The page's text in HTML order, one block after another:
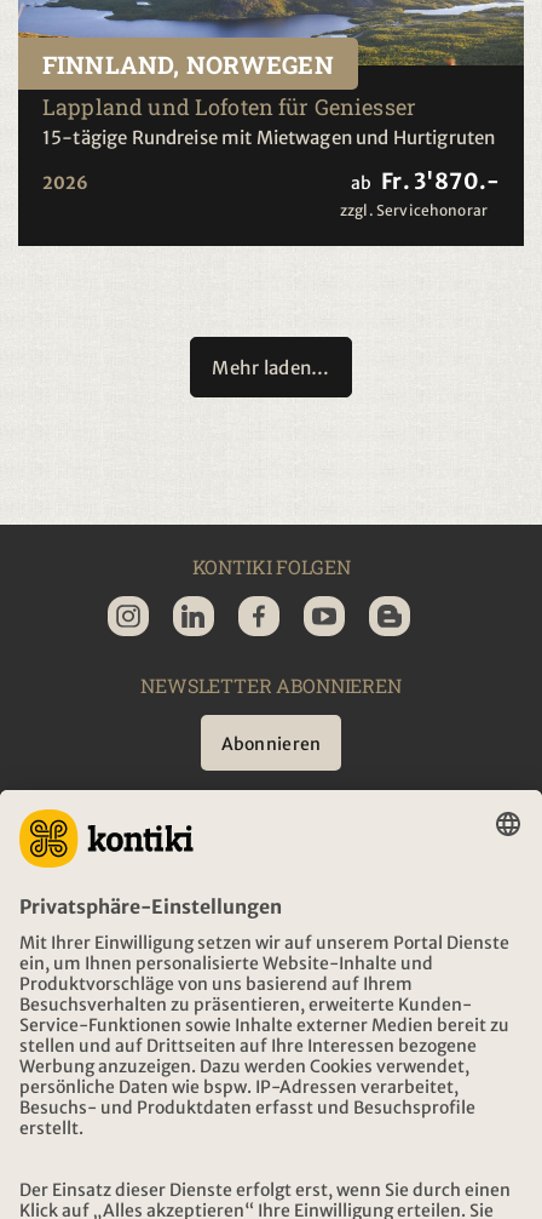
FINNLAND, NORWEGEN
Lappland und Lofoten für Geniesser
15-tägige Rundreise mit Mietwagen und Hurtigruten
2026 ab Fr. 3'870.-
zzgl. Servicehonorar
Mehr laden…
KONTIKI FOLGEN
NEWSLETTER ABONNIEREN
Abonnieren
BERATUNG
NOTFALL AUF REISEN
ÖFFNUNGSZEITEN KONTIKI REISEN
DOWNLOAD UND LINKS
ADRESSE
ÜBER KONTIKI